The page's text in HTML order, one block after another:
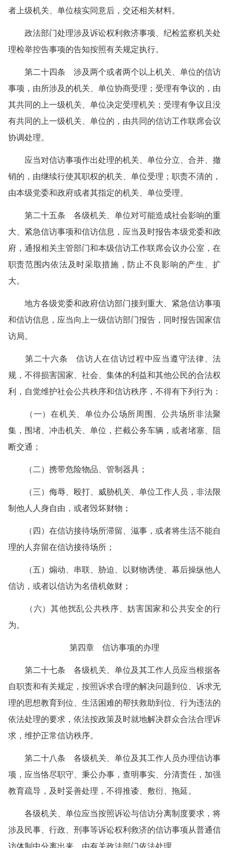
者上级机关、单位核实同意后，交还相关材料。
政法部门处理涉及诉讼权利救济事项、纪检监察机关处
理检举控告事项的告知按照有关规定执行。
第二十四条 涉及两个或者两个以上机关、单位的信访
事项，由所涉及的机关、单位协商受理；受理有争议的，由
其共同的上一级机关、单位决定受理机关；受理有争议且没
有共同的上一级机关、单位的，由共同的信访工作联席会议
协调处理。
应当对信访事项作出处理的机关、单位分立、合并、撤
销的，由继续行使其职权的机关、单位受理；职责不清的，
由本级党委和政府或者其指定的机关、单位受理。
第二十五条 各级机关、单位对可能造成社会影响的重
大、紧急信访事项和信访信息，应当及时报告本级党委和政
府，通报相关主管部门和本级信访工作联席会议办公室，在
职责范围内依法及时采取措施，防止不良影响的产生、扩
大。
地方各级党委和政府信访部门接到重大、紧急信访事项
和信访信息，应当向上一级信访部门报告，同时报告国家信
访局。
第二十六条 信访人在信访过程中应当遵守法律、法
规，不得损害国家、社会、集体的利益和其他公民的合法权
利，自觉维护社会公共秩序和信访秩序，不得有下列行为：
（一）在机关、单位办公场所周围、公共场所非法聚
集，围堵、冲击机关、单位，拦截公务车辆，或者堵塞、阻
断交通；
（二）携带危险物品、管制器具；
（三）侮辱、殴打、威胁机关、单位工作人员，非法限
制他人人身自由，或者毁坏财物；
（四）在信访接待场所滞留、滋事，或者将生活不能自
理的人弃留在信访接待场所；
（五）煽动、串联、胁迫、以财物诱使、幕后操纵他人
信访，或者以信访为名借机敛财；
（六）其他扰乱公共秩序、妨害国家和公共安全的行
为。
第四章 信访事项的办理
第二十七条 各级机关、单位及其工作人员应当根据各
自职责和有关规定，按照诉求合理的解决问题到位、诉求无
理的思想教育到位、生活困难的帮扶救助到位、行为违法的
依法处理的要求，依法按政策及时就地解决群众合法合理诉
求，维护正常信访秩序。
第二十八条 各级机关、单位及其工作人员办理信访事
项，应当恪尽职守、秉公办事，查明事实、分清责任，加强
教育疏导，及时妥善处理，不得推诿、敷衍、拖延。
各级机关、单位应当按照诉讼与信访分离制度要求，将
涉及民事、行政、刑事等诉讼权利救济的信访事项从普通信